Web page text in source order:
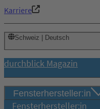
Karriere
Schweiz | Deutsch
durchblick Magazin
Fensterhersteller:in
Fensterhersteller:in